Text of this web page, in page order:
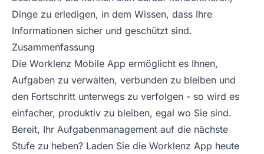
Dinge zu erledigen, in dem Wissen, dass Ihre
Informationen sicher und geschützt sind.
Zusammenfassung
Die Worklenz Mobile App ermöglicht es Ihnen,
Aufgaben zu verwalten, verbunden zu bleiben und
den Fortschritt unterwegs zu verfolgen - so wird es
einfacher, produktiv zu bleiben, egal wo Sie sind.
Bereit, Ihr Aufgabenmanagement auf die nächste
Stufe zu heben? Laden Sie die Worklenz App heute